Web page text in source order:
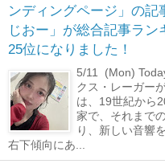
ンディングページ」の記
じおー」が総合記事ラン
25位になりました！
5/11 (Mon)
クス・レーガー
は、19世紀から
家で、それまで
り、新しい音響
右下傾向にあ...